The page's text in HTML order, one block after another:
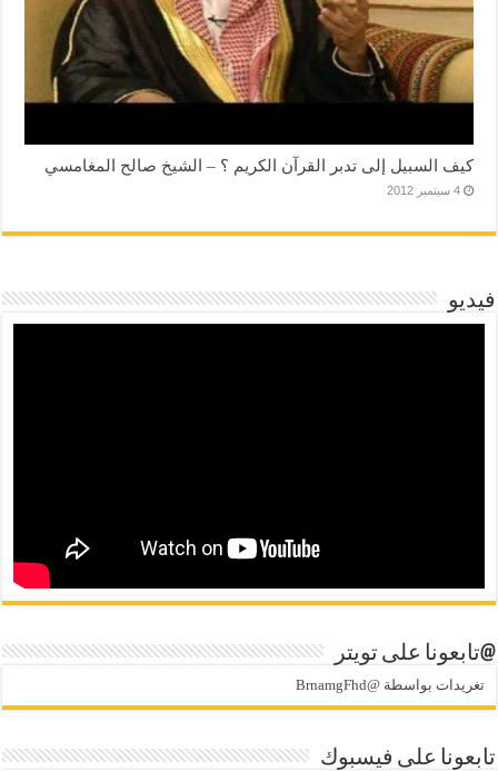
كيف السبيل إلى تدبر القرآن الكريم ؟ – الشيخ صالح المغامسي
4 سبتمبر 2012
فيديو
@تابعونا على تويتر
تغريدات بواسطة @BrnamgFhd
تابعونا على فيسبوك